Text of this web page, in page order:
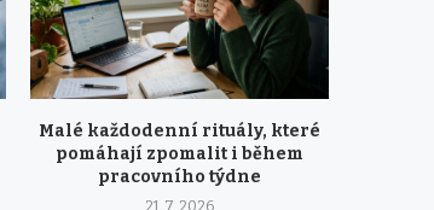
Malé každodenní rituály, které
pomáhají zpomalit i během
pracovního týdne